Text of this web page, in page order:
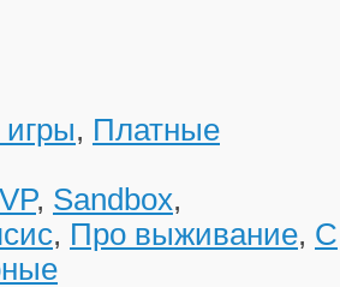
, Платные
, Sandbox,
, Про выживание, С